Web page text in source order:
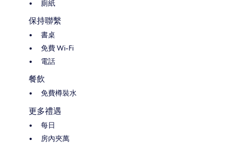
廁紙
保持聯繫
書桌
免費 Wi-Fi
電話
餐飲
免費樽裝水
更多禮遇
每日
房內夾萬